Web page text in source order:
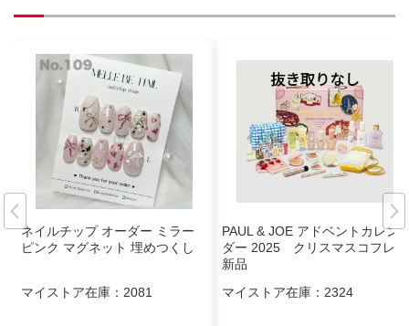
ネイルチップ オーダー ミラー
ピンク マグネット 埋めつくし
マイストア在庫： 2081
PAUL & JOE アドベントカレン
ダー 2025 クリスマスコフレ
新品
マイストア在庫： 2324